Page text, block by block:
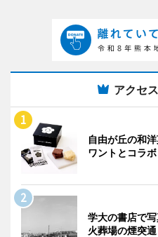
アクセ
自由が丘の和
ワントとコラボ
学大の書店で
火葬場の煙突